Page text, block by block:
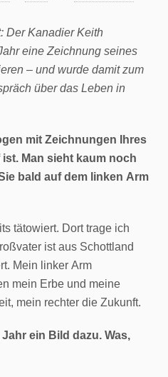
Der Kanadier Keith
eine Zeichnung seines
– und wurde damit zum
über das Leben in
mit Zeichnungen Ihres
Man sieht kaum noch
bald auf dem linken Arm
tätowiert. Dort trage ich
ist aus Schottland
Mein linker Arm
mein Erbe und meine
mein rechter die Zukunft.
ein Bild dazu. Was,